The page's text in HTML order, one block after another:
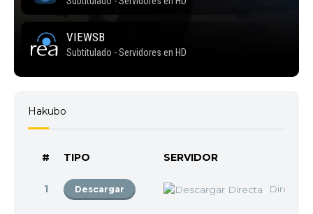
Hakubo
# TIPO SERVIDOR
1 Descargar Directa